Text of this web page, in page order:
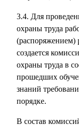
3.4. Для
охраны труда
(распоряжением)
создается
охраны труда в
прошедших
знаний
порядке.
В состав